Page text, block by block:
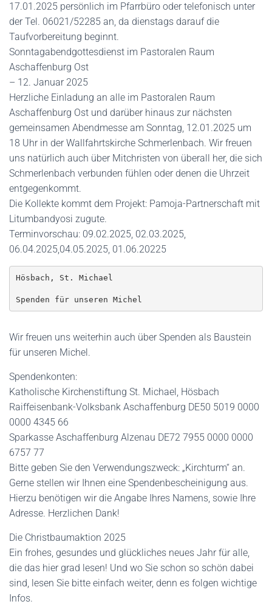
17.01.2025 persönlich im Pfarrbüro oder telefonisch unter
der Tel. 06021/52285 an, da dienstags darauf die
Taufvorbereitung beginnt.
Sonntagabendgottesdienst im Pastoralen Raum
Aschaffenburg Ost
– 12. Januar 2025
Herzliche Einladung an alle im Pastoralen Raum
Aschaffenburg Ost und darüber hinaus zur nächsten
gemeinsamen Abendmesse am Sonntag, 12.01.2025 um
18 Uhr in der Wallfahrtskirche Schmerlenbach. Wir freuen
uns natürlich auch über Mitchristen von überall her, die sich
Schmerlenbach verbunden fühlen oder denen die Uhrzeit
entgegenkommt.
Die Kollekte kommt dem Projekt: Pamoja-Partnerschaft mit
Litumbandyosi zugute.
Terminvorschau: 09.02.2025, 02.03.2025,
06.04.2025,04.05.2025, 01.06.20225
Hösbach, St. Michael
Spenden für unseren Michel
Wir freuen uns weiterhin auch über Spenden als Baustein
für unseren Michel.
Spendenkonten:
Katholische Kirchenstiftung St. Michael, Hösbach
Raiffeisenbank-Volksbank Aschaffenburg DE50 5019 0000
0000 4345 66
Sparkasse Aschaffenburg Alzenau DE72 7955 0000 0000
6757 77
Bitte geben Sie den Verwendungszweck: „Kirchturm“ an.
Gerne stellen wir Ihnen eine Spendenbescheinigung aus.
Hierzu benötigen wir die Angabe Ihres Namens, sowie Ihre
Adresse. Herzlichen Dank!
Die Christbaumaktion 2025
Ein frohes, gesundes und glückliches neues Jahr für alle,
die das hier grad lesen! Und wo Sie schon so schön dabei
sind, lesen Sie bitte einfach weiter, denn es folgen wichtige
Infos.